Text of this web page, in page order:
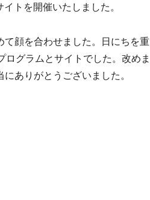
トを開催いたしました。
顔を合わせました。日にちを重
グラムとサイトでした。改めま
にありがとうございました。